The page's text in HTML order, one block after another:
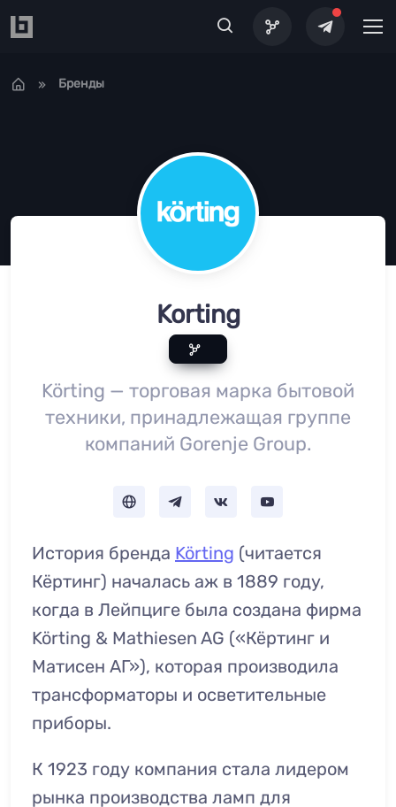
Бренды
Korting
Körting — торговая марка бытовой
техники, принадлежащая группе
компаний Gorenje Group.
История бренда Körting (читается
Кёртинг) началась аж в 1889 году,
когда в Лейпциге была создана фирма
Körting & Mathiesen AG («Кёртинг и
Матисен АГ»), которая производила
трансформаторы и осветительные
приборы.
К 1923 году компания стала лидером
рынка производства ламп для